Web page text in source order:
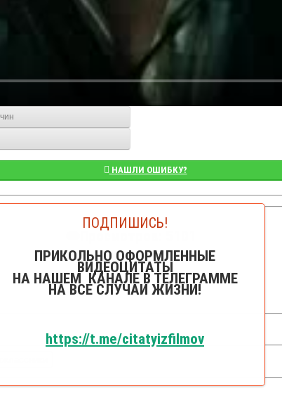
НАШЛИ ОШИБКУ?
👁️Просмотров: 5101
ПОДПИШИСЬ!
ПРИКОЛЬНО ОФОРМЛЕННЫЕ
ВИДЕОЦИТАТЫ
НА НАШЕМ КАНАЛЕ В ТЕЛЕГРАММЕ
НА ВСЕ СЛУЧАИ ЖИЗНИ!
https://t.me/citatyizfilmov